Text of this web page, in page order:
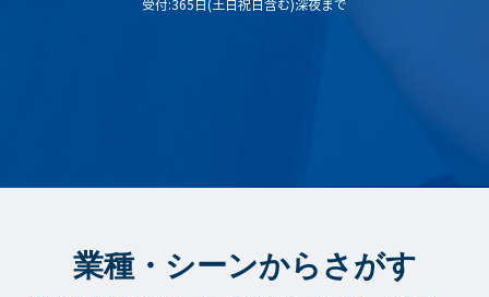
受付:365日(土日祝日含む)深夜まで
業種・シーンからさがす